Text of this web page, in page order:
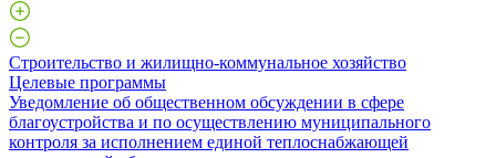
Строительство и жилищно-коммунальное хозяйство
Целевые программы
Уведомление об общественном обсуждении в сфере
благоустройства и по осуществлению муниципального
контроля за исполнением единой теплоснабжающей